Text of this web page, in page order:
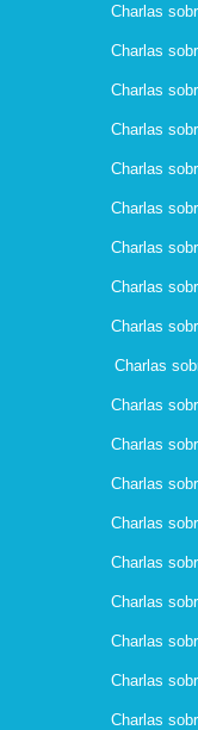
Charlas
Charlas
Charlas
Charlas
Charlas
Charlas
Charlas
Charlas
Charlas
Charlas
Charlas
Charlas
Charlas
Charlas
Charlas
Charlas
Charlas
Charlas
Charlas